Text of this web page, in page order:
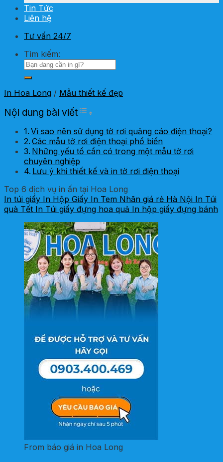
Tin Tức
Liên hệ
Tư vấn 24/7
Tìm kiếm:
In Hoa Long / Mẫu thiết kế đẹp
Nội dung bài viết Toggle Table of Content
Vì sao nên sử dụng tờ rơi quảng cáo điện thoại?
Các mẫu tờ rơi điện thoại phổ biến
Những yếu tố cần có trong một mẫu tờ rơi
chuyên nghiệp
Lưu ý khi thiết kế và in tờ rơi điện thoại
Top 6 dịch vụ in ấn tại Hoa Long
In túi giấy In Hộp Giấy In Tem Nhãn giá rẻ Hà Nội In Túi
quà Tết In Túi giấy đựng hoa quả In hộp giấy đựng bánh
From báo giá in Hoa Long